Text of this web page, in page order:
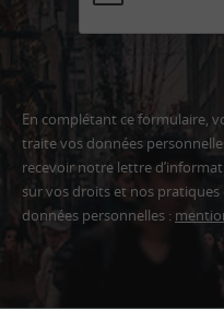
En complétant ce formulaire,
traite vos données
recevoir notre lettre
sur vos droits et nos
données personnelles :
Adresse